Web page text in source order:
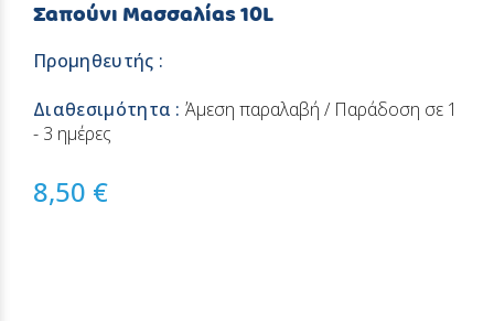
Σαπούνι Μασσαλίας 10L
Προμηθευτής :
Διαθεσιμότητα :Άμεση παραλαβή / Παράδοση σε 1
- 3 ημέρες
8,50 €